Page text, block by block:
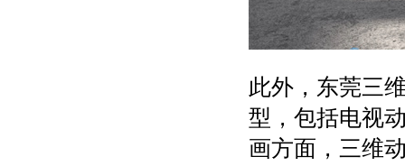
此外，东莞三
型，包括电视
画方面，三维